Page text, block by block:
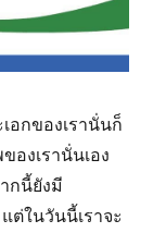
อกของเรานั่นก็
งเรานั่นเอง
กนี้ยังมี
ต่ในวันนี้เราจะ